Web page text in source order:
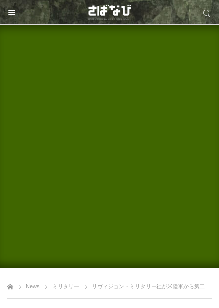
サイト内検索
News ミリタリー リヴィジョン・ミリタリー社が米陸軍から第二世代ACHの供給契約を受注